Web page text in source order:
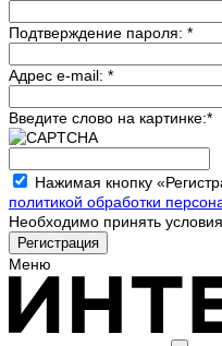
Подтверждение пароля: *
Адрес e-mail: *
Введите слово на картинке:*
Нажимая кнопку
политикой обработки
Необходимо принять
Меню